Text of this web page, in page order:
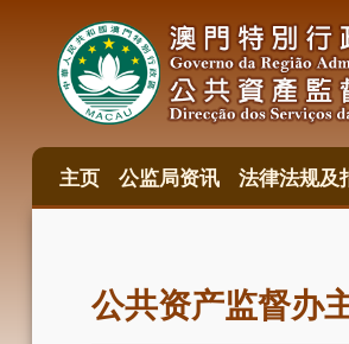
目
主页 公监局资讯 法律法规及
公共资产监督办